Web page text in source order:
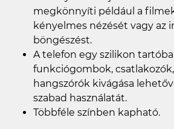
megkönnyíti például a
kényelmes nézését vagy az
böngészést.
A telefon egy szilikon
funkciógombok,
hangszórók kivágása
szabad használatát.
Többféle színben kapható.